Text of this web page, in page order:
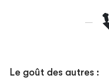
Le goût des autres :